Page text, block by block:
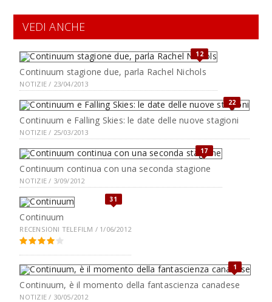
VEDI ANCHE
12
Continuum stagione due, parla Rachel Nichols
NOTIZIE / 23/04/2013
22
Continuum e Falling Skies: le date delle nuove stagioni
NOTIZIE / 25/03/2013
17
Continuum continua con una seconda stagione
NOTIZIE / 3/09/2012
31
Continuum
RECENSIONI TELEFILM / 1/06/2012
1
Continuum, è il momento della fantascienza canadese
NOTIZIE / 30/05/2012